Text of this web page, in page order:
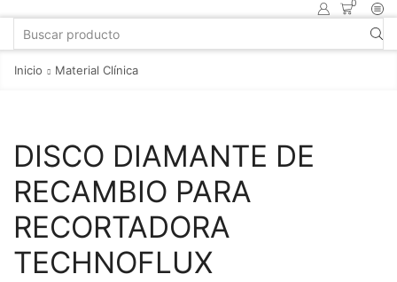
0
Inicio Material Clínica
DISCO DIAMANTE DE
RECAMBIO PARA
RECORTADORA
TECHNOFLUX